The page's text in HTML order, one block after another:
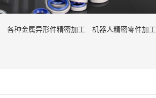
各种金属异形件精密加工 机器人精密零件加工